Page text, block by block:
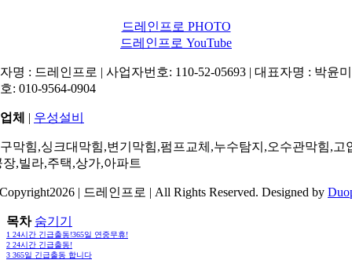
드레인프로 PHOTO
드레인프로 YouTube
명 : 드레인프로 | 사업자번호: 110-52-05693 | 대표자명 : 박윤
: 010-9564-0904
체 | 우성설비
막힘,싱크대막힘,변기막힘,펌프교체,누수탐지,오수관막힘,고
장,빌라,주택,상가,아파트
| 드레인프로 | All Rights Reserved. Designed by
목차 숨기기
1 24시간 긴급출동!365일 연중무휴!
2 24시간 긴급출동!
3 365일 긴급출동 합니다